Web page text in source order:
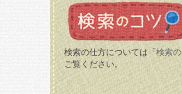
検索の仕方については「 検索
ご覧ください。